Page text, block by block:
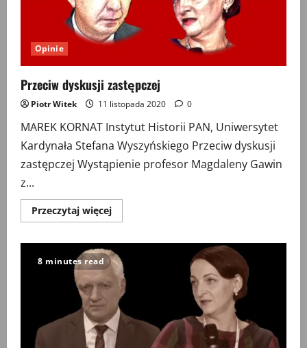
Opinie
Przeciw dyskusji zastępczej
Piotr Witek 11 listopada 2020 0
MAREK KORNAT Instytut Historii PAN, Uniwersytet
Kardynała Stefana Wyszyńskiego Przeciw dyskusji
zastępczej Wystąpienie profesor Magdaleny Gawin
z...
Przeczytaj więcejPrzeczytaj
więcej
dyskusji
zastępczej
8 minutes read